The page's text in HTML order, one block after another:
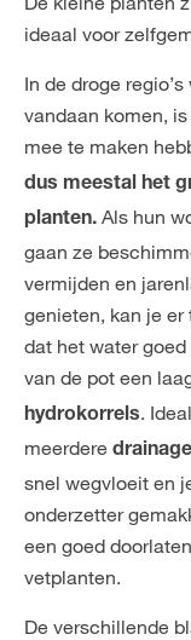
ideaal voor
In de droge
vandaan komen,
mee te maken
dus meestal het
planten. Als hun
gaan ze
vermijden en
genieten, kan je
dat het water
van de pot een
hydrokorrels.
meerdere
snel wegvloeit en
onderzetter
een goed
vetplanten.
De verschillende